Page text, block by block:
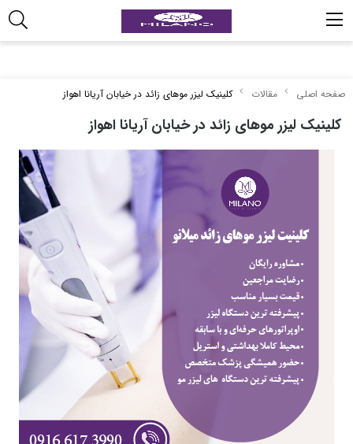
صفحه اصلی مقالات کلینیک لیزر موهای زائد در خیابان آریانا اهواز
کلینیک لیزر موهای زائد در خیابان آریانا اهواز